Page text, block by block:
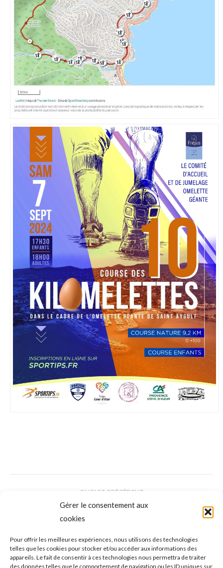
Gérer le consentement aux
cookies
Pour offrir les meilleures expériences, nous utilisons des technologies
telles que les cookies pour stocker et/ou accéder aux informations des
appareils. Le fait de consentir à ces technologies nous permettra de traiter
des données telles que le comportement de navigation ou les ID uniques sur
ONGLET PRÉCÉDENT
précédent
VTT – Championnats du monde de Pal
Arinsal en Andorre DHI Élites féminines :
triplé pour “VALI“ HÖLL, 5e place pour LISA
BAUMANN